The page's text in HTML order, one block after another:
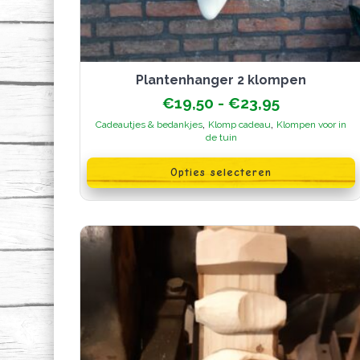
plantenhanger 2 klompen
€19,50 - €23,95Prijsklasse:
€19,50
tot
Cadeautjes & bedankjes Klomp cadeau
Klompen voor in
de tuin
Opties selecteren
product
heeft
meerdere
variaties.
optie
kan
productpagina